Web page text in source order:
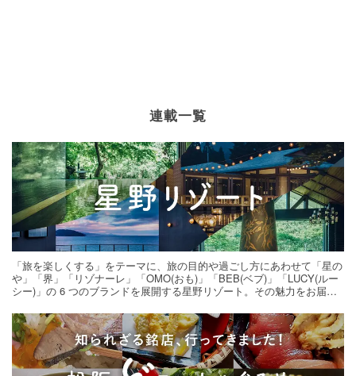
連載一覧
「旅を楽しくする」をテーマに、旅の目的や過ごし方にあわせて「星の
や」「界」「リゾナーレ」「OMO(おも)」「BEB(ベブ)」「LUCY(ルー
シー)」の 6 つのブランドを展開する星野リゾート。その魅力をお届け